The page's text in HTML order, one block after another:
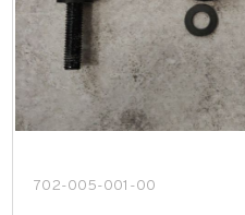
702-005-001-00